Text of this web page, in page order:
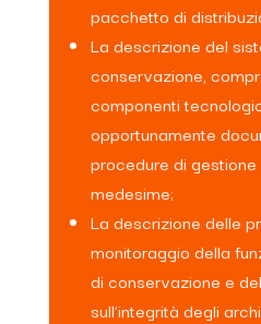
pacchetto di
La descrizione del
conservazione,
componenti
opportunamente
procedure di
medesime;
La descrizione delle
monitoraggio della
di conservazione e
sull’integrità degli